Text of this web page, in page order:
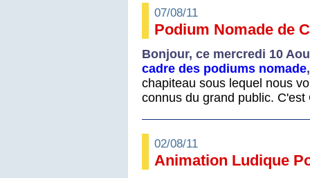
07/08/11
Podium Nomade de
Bonjour, ce mercredi 10
cadre des podiums nomade,
chapiteau sous lequel nous
connus du grand public.
02/08/11
Animation Ludique